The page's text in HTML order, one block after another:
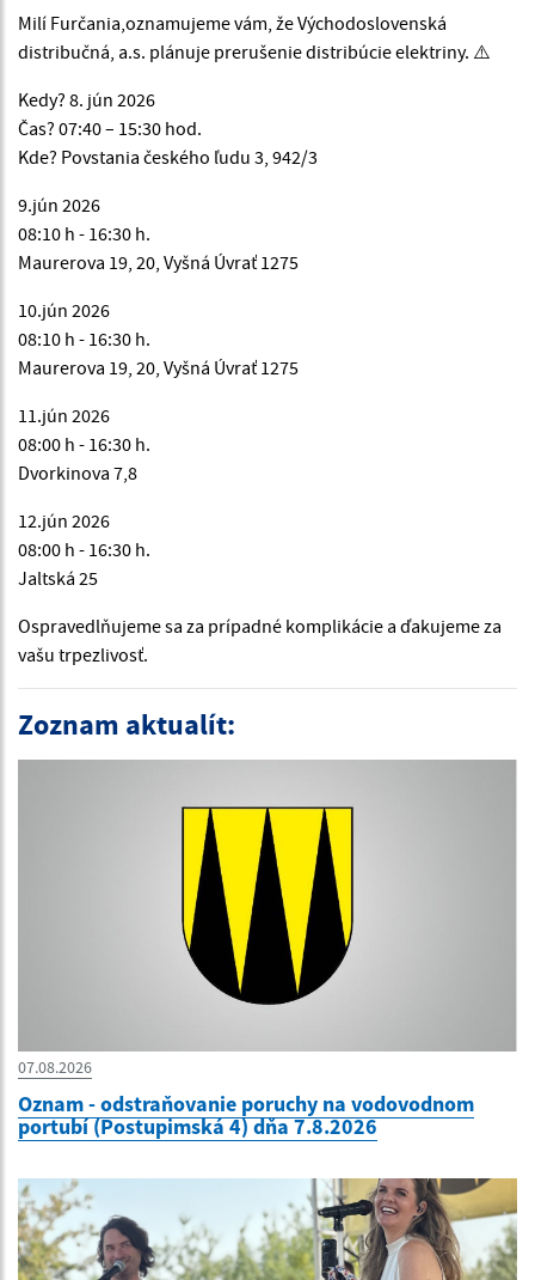
Milí Furčania,oznamujeme vám, že Východoslovenská
distribučná, a.s. plánuje prerušenie distribúcie elektriny. ⚠️
Kedy? 8. jún 2026
Čas? 07:40 – 15:30 hod.
Kde? Povstania českého ľudu 3, 942/3
9.jún 2026
08:10 h - 16:30 h.
Maurerova 19, 20, Vyšná Úvrať 1275
10.jún 2026
08:10 h - 16:30 h.
Maurerova 19, 20, Vyšná Úvrať 1275
11.jún 2026
08:00 h - 16:30 h.
Dvorkinova 7,8
12.jún 2026
08:00 h - 16:30 h.
Jaltská 25
Ospravedlňujeme sa za prípadné komplikácie a ďakujeme za
vašu trpezlivosť.
Zoznam aktualít:
07.08.2026
Oznam - odstraňovanie poruchy na vodovodnom
portubí (Postupimská 4) dňa 7.8.2026